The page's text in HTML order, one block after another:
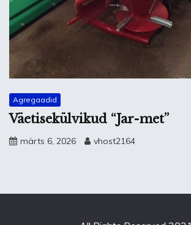
Agregaadid
Väetisekülvikud “Jar-met”
märts 6, 2026 vhost2164